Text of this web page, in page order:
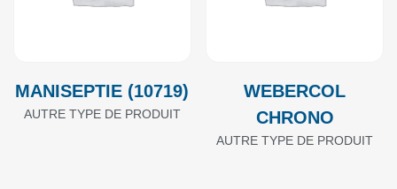
MANISEPTIE (10719)
AUTRE TYPE DE PRODUIT
WEBERCOL
CHRONO
AUTRE TYPE DE PRODUIT